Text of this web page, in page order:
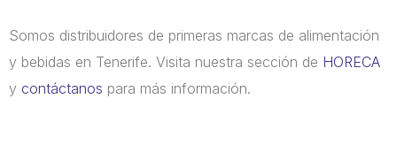
Somos distribuidores de primeras marcas de alimentación
y bebidas en Tenerife. Visita nuestra sección de HORECA
y contáctanos para más información.